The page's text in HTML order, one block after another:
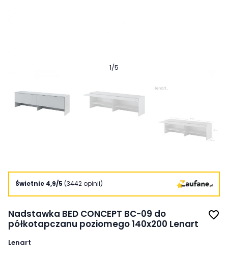
1/5
Świetnie 4,9/5 (3442 opinii)
Nadstawka BED CONCEPT BC-09 do
półkotapczanu poziomego 140x200 Lenart
favorite_border
Lenart